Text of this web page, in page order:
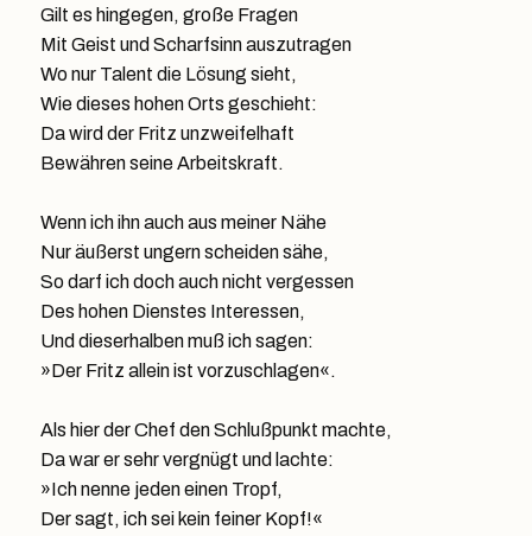
Gilt es hingegen, große Fragen
Mit Geist und Scharfsinn auszutragen
Wo nur Talent die Lösung sieht,
Wie dieses hohen Orts geschieht:
Da wird der Fritz unzweifelhaft
Bewähren seine Arbeitskraft.
Wenn ich ihn auch aus meiner Nähe
Nur äußerst ungern scheiden sähe,
So darf ich doch auch nicht vergessen
Des hohen Dienstes Interessen,
Und dieserhalben muß ich sagen:
»Der Fritz allein ist vorzuschlagen«.
Als hier der Chef den Schlußpunkt machte,
Da war er sehr vergnügt und lachte:
»Ich nenne jeden einen Tropf,
Der sagt, ich sei kein feiner Kopf!«